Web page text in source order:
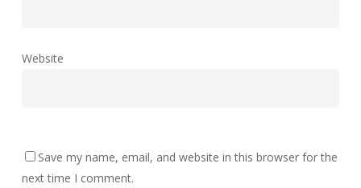
Website
Save my name, email, and website in this browser for the
next time I comment.